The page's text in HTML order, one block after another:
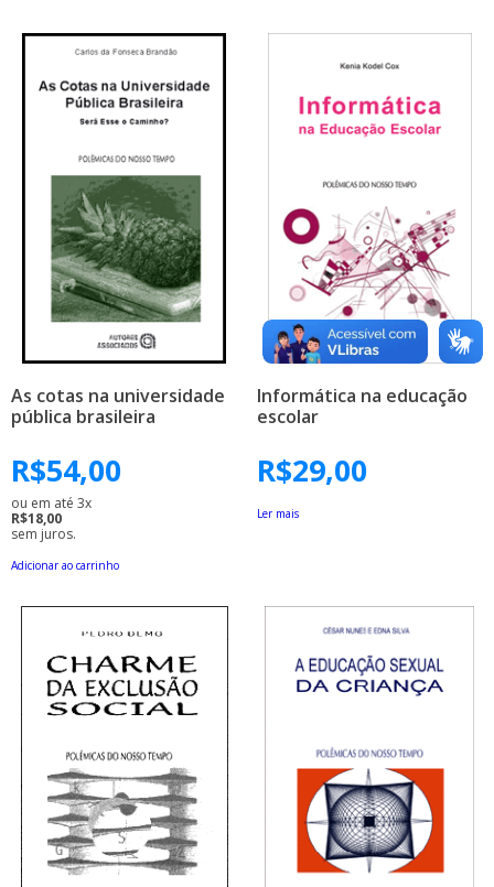
As cotas na universidade
pública brasileira
R$54,00
ou em até 3x
R$18,00
sem juros.
Adicionar ao carrinho
Informática na educação
escolar
R$29,00
Ler mais